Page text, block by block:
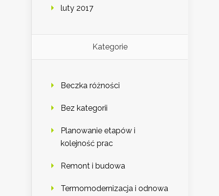
luty 2017
Kategorie
Beczka różności
Bez kategorii
Planowanie etapów i
kolejność prac
Remont i budowa
Termomodernizacja i odnowa